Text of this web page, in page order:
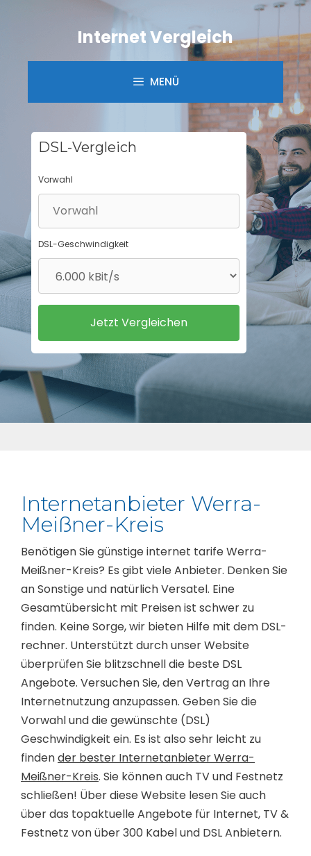
Internet Vergleich
MENÜ
DSL-Vergleich
Vorwahl
DSL-Geschwindigkeit
Internetanbieter Werra-
Meißner-Kreis
Benötigen Sie günstige internet tarife Werra-
Meißner-Kreis? Es gibt viele Anbieter. Denken Sie
an Sonstige und natürlich Versatel. Eine
Gesamtübersicht mit Preisen ist schwer zu
finden. Keine Sorge, wir bieten Hilfe mit dem DSL-
rechner. Unterstützt durch unser Website
überprüfen Sie blitzschnell die beste DSL
Angebote. Versuchen Sie, den Vertrag an Ihre
Internetnutzung anzupassen. Geben Sie die
Vorwahl und die gewünschte (DSL)
Geschwindigkeit ein. Es ist also sehr leicht zu
findender bester Internetanbieter Werra-
Meißner-Kreis. Sie können auch TV und Festnetz
schließen! Über diese Website lesen Sie auch
über das topaktuelle Angebote für Internet, TV &
Festnetz von über 300 Kabel und DSL Anbietern.